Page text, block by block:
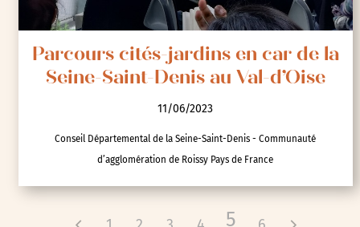
Parcours cités-jardins en car de la
Seine-Saint-Denis au Val-d’Oise